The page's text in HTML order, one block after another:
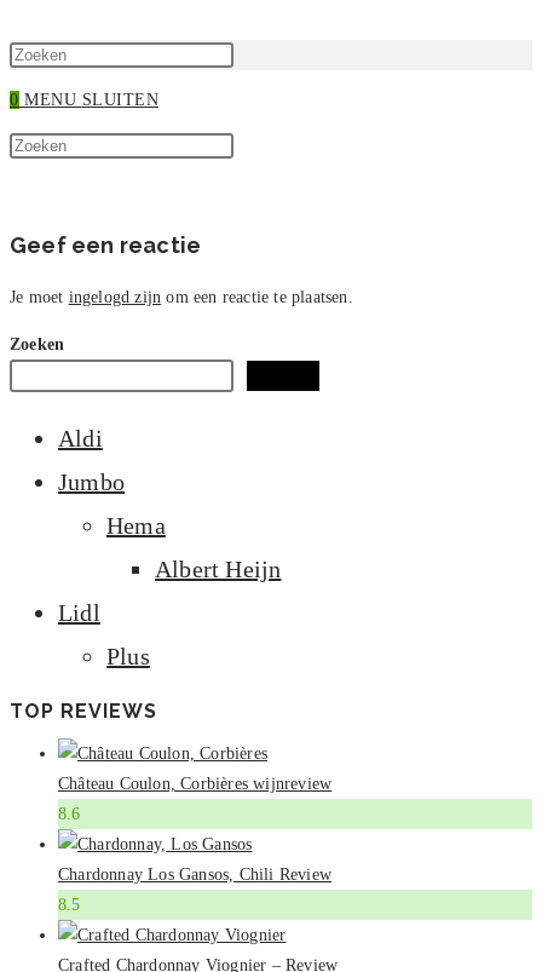
ZOEKEN
0 MENU SLUITEN
Zoek
site
zoekpaneel
sluiten.
Geef een reactie
Je moet ingelogd zijn om een reactie te plaatsen.
Zoeken
Aldi
Jumbo
Hema
Albert Heijn
Lidl
Plus
TOP REVIEWS
Château Coulon, Corbières wijnreview
8.6
Chardonnay Los Gansos, Chili Review
8.5
Crafted Chardonnay Viognier – Review